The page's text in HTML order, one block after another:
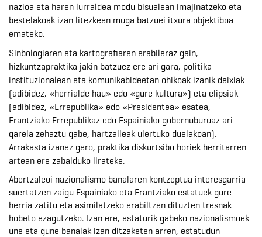
nazioa eta haren lurraldea modu bisualean imajinatzeko eta
bestelakoak izan litezkeen muga batzuei itxura objektiboa
emateko.
Sinbologiaren eta kartografiaren erabileraz gain,
hizkuntzapraktika jakin batzuez ere ari gara, politika
instituzionalean eta komunikabideetan ohikoak izanik deixiak
(adibidez, «herrialde hau» edo «gure kultura») eta elipsiak
(adibidez, «Errepublika» edo «Presidentea» esatea,
Frantziako Errepublikaz edo Espainiako gobernuburuaz ari
garela zehaztu gabe, hartzaileak ulertuko duelakoan).
Arrakasta izanez gero, praktika diskurtsibo horiek herritarren
artean ere zabalduko lirateke.
Abertzaleoi nazionalismo banalaren kontzeptua interesgarria
suertatzen zaigu Espainiako eta Frantziako estatuek gure
herria zatitu eta asimilatzeko erabiltzen dituzten tresnak
hobeto ezagutzeko. Izan ere, estaturik gabeko nazionalismoek
une eta gune banalak izan ditzaketen arren, estatudun